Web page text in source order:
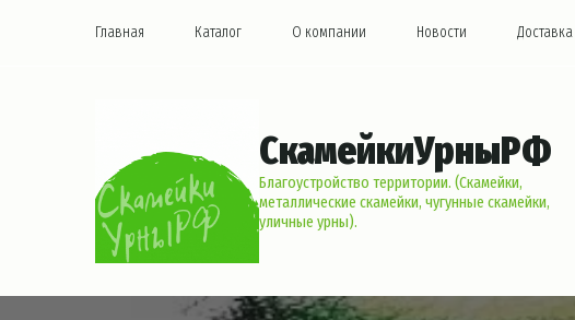
Главная Каталог О компании Новости Доставка
СкамейкиУрныРФ
Благоустройство территории. (Скамейки,
металлические скамейки, чугунные скамейки,
уличные урны).